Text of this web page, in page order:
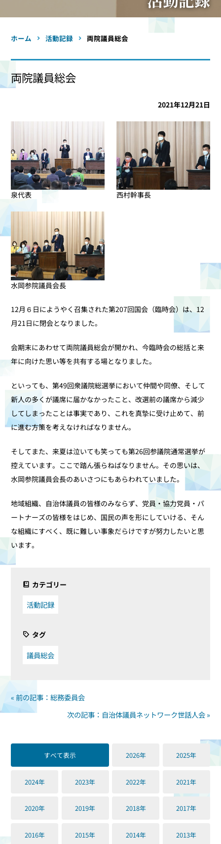
ホーム 活動記録 両院議員総会
両院議員総会
2021年12月21日
泉代表 西村幹事長
水岡参院議員会長
12月６日にようやく召集された第207回国会（臨時会）は、12
月21日に閉会となりました。
会期末にあわせて両院議員総会が開かれ、今臨時会の総括と来
年に向けた思い等を共有する場となりました。
といっても、第49回衆議院総選挙において仲間や同僚、そして
新人の多くが議席に届かなかったこと、改選前の議席から減少
してしまったことは事実であり、これを真摯に受け止めて、前
に進む方策を考えなければなりません。
そしてまた、来夏は泣いても笑っても第26回参議院通常選挙が
控えています。ここで踏ん張らねばなりません。その思いは、
水岡参院議員会長のあいさつにもあらわれていました。
地域組織、自治体議員の皆様のみならず、党員・協力党員・パ
ートナーズの皆様をはじめ、国民の声を形にしていける、そん
な組織にすべく、既に難しい事象だらけですが努力したいと思
います。
カテゴリー
活動記録
タグ
議員総会
« 前の記事：総務委員会
次の記事：自治体議員ネットワーク世話人会 »
すべて表示 2026年 2025年
2024年 2023年 2022年 2021年
2020年 2019年 2018年 2017年
2016年 2015年 2014年 2013年